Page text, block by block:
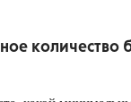
количество